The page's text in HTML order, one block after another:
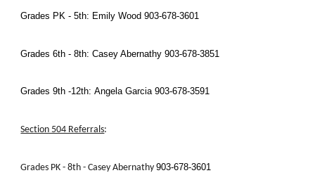
Grades PK - 5th: Emily Wood903-678-3601
Grades 6th - 8th: Casey Abernathy 903-678-3851
Grades 9th -12th:Angela Garcia 903-678-3591
Section 504 Referrals:
Grades PK - 8th -Casey Abernathy 903-678-3601